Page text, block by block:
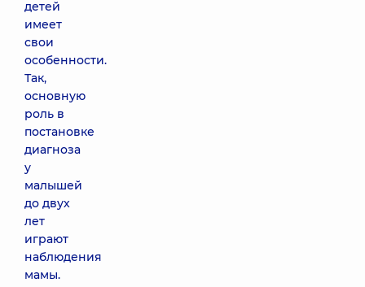
детей
имеет
свои
особенности.
Так,
основную
роль в
постановке
диагноза
у
малышей
до двух
лет
играют
наблюдения
мамы.